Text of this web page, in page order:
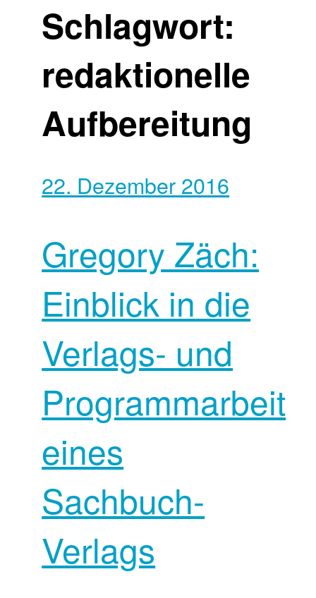
Schlagwort:
redaktionelle
Aufbereitung
22. Dezember 2016
Gregory Zäch:
Einblick in die
Verlags- und
Programmarbeit
eines
Sachbuch-
Verlags